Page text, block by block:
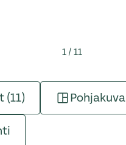
1 / 11
(11) Pohjakuva